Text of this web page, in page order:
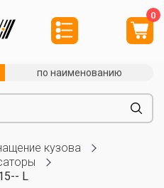
0
по наименованию
кузова
L